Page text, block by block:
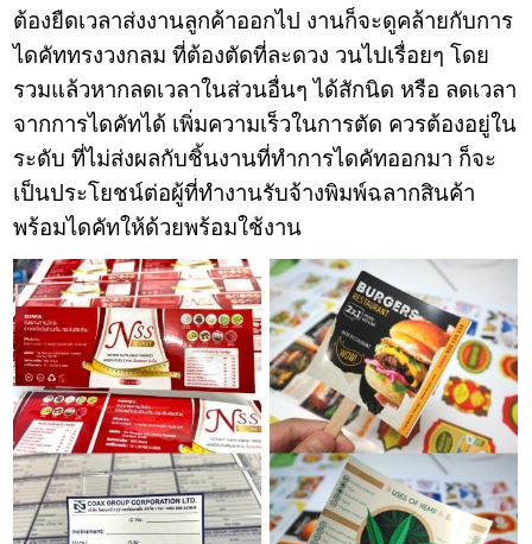
ต้องยืดเวลาส่งงานลูกค้าออกไป งานก็จะดูคล้ายกับการ
ไดคัททรงวงกลม ที่ต้องตัดที่ละดวง วนไปเรื่อยๆ โดย
รวมแล้วหากลดเวลาในส่วนอื่นๆ ได้สักนิด หรือ ลดเวลา
จากการไดคัทได้ เพิ่มความเร็วในการตัด ควรต้องอยู่ใน
ระดับ ที่ไม่ส่งผลกับชิ้นงานที่ทำการไดคัทออกมา ก็จะ
เป็นประโยชน์ต่อผู้ที่ทำงานรับจ้างพิมพ์ฉลากสินค้า
พร้อมไดคัทให้ด้วยพร้อมใช้งาน